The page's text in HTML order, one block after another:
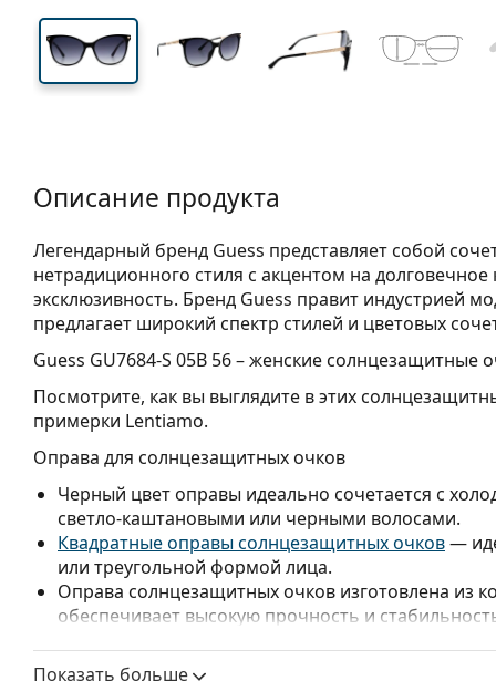
Описание продукта
Легендарный бренд Guess представляет собой
нетрадиционного стиля с акцентом на
эксклюзивность. Бренд Guess правит индустрией
предлагает широкий спектр стилей и цветовых
Guess GU7684-S 05B 56– женские солнцезащитные
Посмотрите, как вы выглядите в этих
примерки Lentiamo.
Оправа для солнцезащитных очков
Черный цвет оправы идеально сочетается с
светло-каштановыми или черными волосами.
Квадратные оправы солнцезащитных очков—
или треугольной формой лица.
Оправа солнцезащитных очков изготовлена из
обеспечивает высокую прочность и
Линзы для солнцезащитных очков
Показать больше